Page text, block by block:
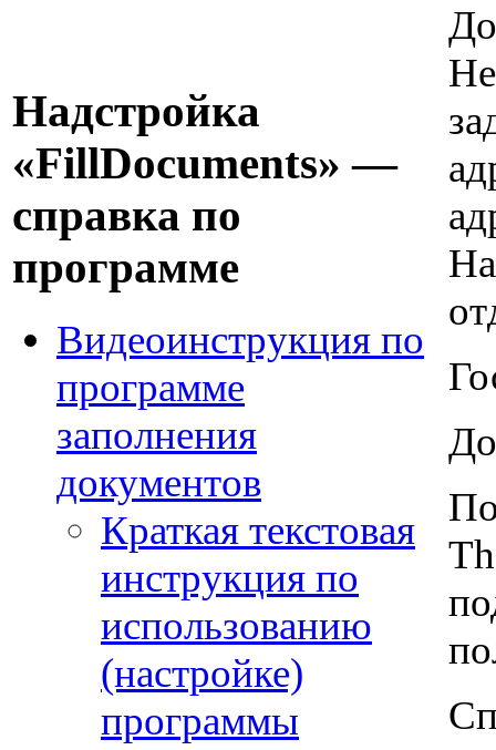
Надстройка
«FillDocuments» —
справка по
программе
Видеоинструкция по
программе
заполнения
документов
Краткая текстовая
инструкция по
использованию
(настройке)
программы